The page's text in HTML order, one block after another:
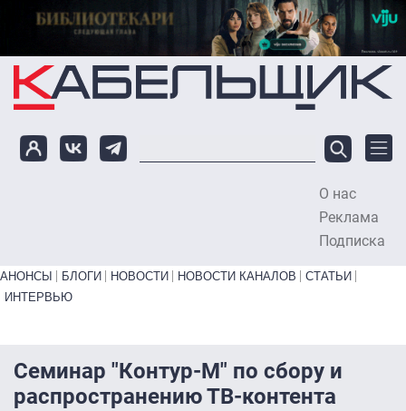
Перейти к основному содержанию
О нас
Реклама
Подписка
Primary links bottom
АНОНСЫ БЛОГИ НОВОСТИ НОВОСТИ КАНАЛОВ
СТАТЬИ
ИНТЕРВЬЮ
Семинар "Контур-М" по сбору и
распространению ТВ-контента